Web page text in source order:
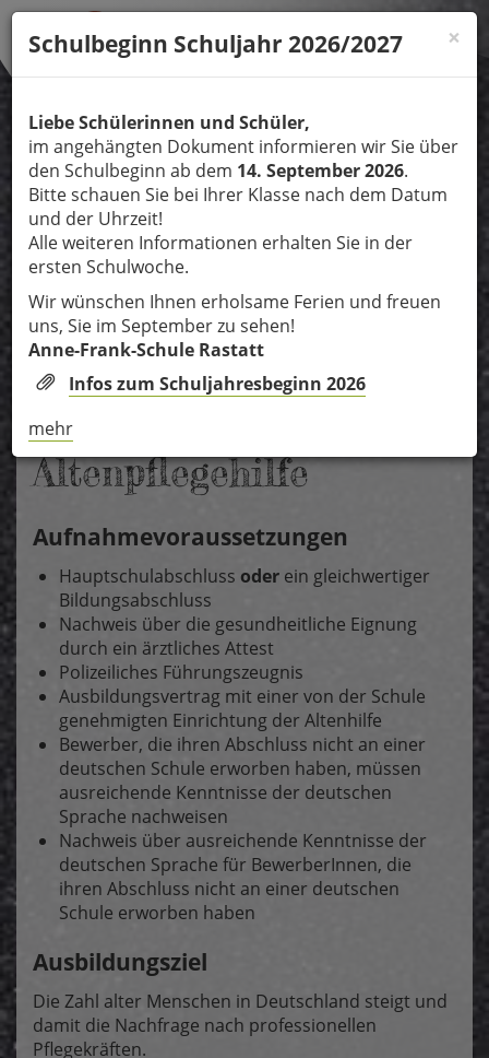
Direkt
zum
Inhalt
MENÜ
Berufsfachschule für
Altenpflegehilfe
Aufnahmevoraussetzungen
Hauptschulabschluss oder ein gleichwertiger
Bildungsabschluss
Nachweis über die gesundheitliche Eignung
durch ein ärztliches Attest
Polizeiliches Führungszeugnis
Ausbildungsvertrag mit einer von der Schule
genehmigten Einrichtung der Altenhilfe
Bewerber, die ihren Abschluss nicht an einer
deutschen Schule erworben haben, müssen
ausreichende Kenntnisse der deutschen
Sprache nachweisen
Nachweis über ausreichende Kenntnisse der
deutschen Sprache für BewerberInnen, die
ihren Abschluss nicht an einer deutschen
Schule erworben haben
Ausbildungsziel
Die Zahl alter Menschen in Deutschland steigt und
damit die Nachfrage nach professionellen
Pflegekräften.
×
Schulbeginn Schuljahr 2026/2027
Liebe Schülerinnen und Schüler,
im angehängten Dokument informieren wir Sie über
den Schulbeginn ab dem 14. September 2026.
Bitte schauen Sie bei Ihrer Klasse nach dem Datum
und der Uhrzeit!
Alle weiteren Informationen erhalten Sie in der
ersten Schulwoche.
Wir wünschen Ihnen erholsame Ferien und freuen
uns, Sie im September zu sehen!
Anne-Frank-Schule Rastatt
Infos zum Schuljahresbeginn 2026
mehr